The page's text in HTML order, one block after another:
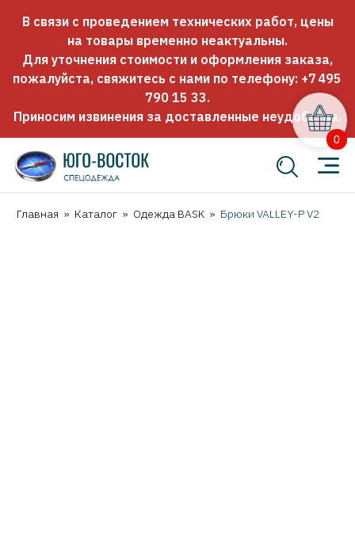
В связи с проведением технических работ, цены
на товары временно неактуальны.
Для уточнения стоимости и оформления заказа,
пожалуйста, свяжитесь с нами по телефону: +7 495
790 15 33.
Приносим извинения за доставленные неудобства.
Главная » Каталог » Одежда BASK » Брюки VALLEY-P V2
0